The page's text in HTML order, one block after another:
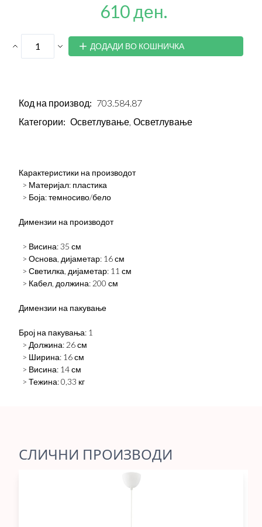
610 ден.
ДОДАДИ ВО КОШНИЧКА
Код на производ: 703.584.87
Категории: Осветлување, Осветлување
Карактеристики на производот
> Материјал: пластика
> Боја: темносиво/бело
Димензии на производот
> Висина: 35 см
> Основа, дијаметар: 16 см
> Светилка, дијаметар: 11 см
> Кабел, должина: 200 см
Димензии на пакување
Број на пакувања: 1
> Должина: 26 см
> Ширина: 16 см
> Висина: 14 см
> Тежина: 0,33 кг
СЛИЧНИ ПРОИЗВОДИ